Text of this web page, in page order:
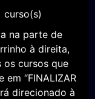
curso(s)
na parte de
à direita,
cursos que
“FINALIZAR
direcionado à